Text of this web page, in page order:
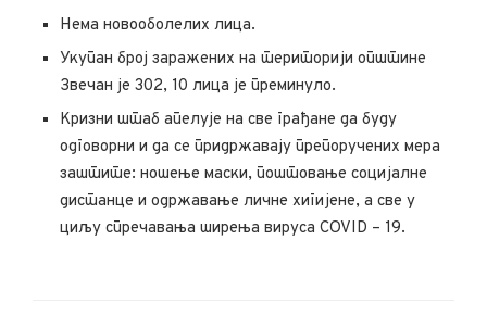
Нема новооболелих лица.
Укупан број заражених на територији општине
Звечан је 302, 10 лица је преминуло.
Кризни штаб апелује на све грађане да буду
одговорни и да се придржавају препоручених мера
заштите: ношење маски, поштовање социјалне
дистанце и одржавање личне хигијене, а све у
циљу спречавања ширења вируса COVID – 19.